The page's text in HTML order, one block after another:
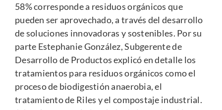
58% corresponde a residuos orgánicos que
pueden ser aprovechado, a través del desarrollo
de soluciones innovadoras y sostenibles. Por su
parte Estephanie González, Subgerente de
Desarrollo de Productos explicó en detalle los
tratamientos para residuos orgánicos como el
proceso de biodigestión anaerobia, el
tratamiento de Riles y el compostaje industrial.